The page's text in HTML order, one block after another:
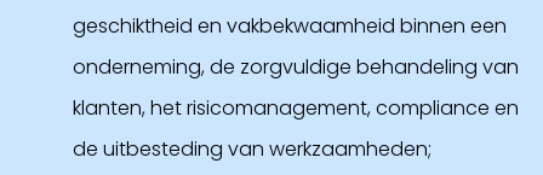
geschiktheid en vakbekwaamheid binnen een
onderneming, de zorgvuldige behandeling van
klanten, het risicomanagement, compliance en
de uitbesteding van werkzaamheden;